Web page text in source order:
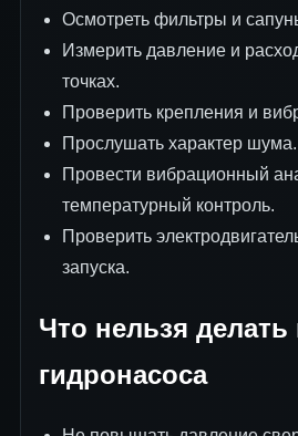
Осмотреть фильтры и
Измерить давление и
точках.
Проверить крепления и
Прослушать характер шума.
Провести вибрационный
температурный контроль.
Проверить
запуска.
Что нельзя
гидронасоса